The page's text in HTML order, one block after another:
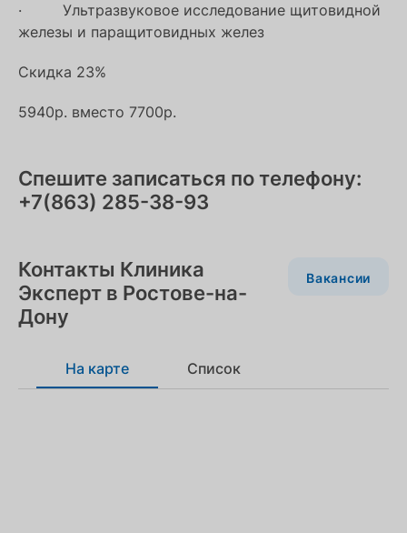
· Ультразвуковое исследование щитовидной
железы и паращитовидных желез
Скидка 23%
5940р. вместо 7700р.
Спешите записаться по телефону:
+7(863) 285-38-93
Контакты Клиника
Эксперт в Ростове-на-
Дону
Вакансии
На карте Список